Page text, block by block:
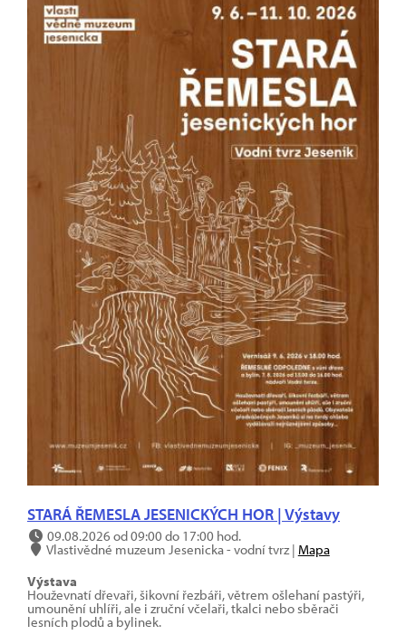
STARÁ ŘEMESLA JESENICKÝCH HOR | Výstavy
09.08.2026 od 09:00 do 17:00 hod.
Vlastivědné muzeum Jesenicka - vodní tvrz | Mapa
Výstava
Houževnatí dřevaři, šikovní řezbáři, větrem ošlehaní pastýři,
umounění uhlíři, ale i zruční včelaři, tkalci nebo sběrači
lesních plodů a bylinek.